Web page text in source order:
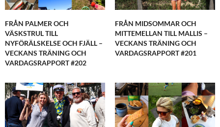
FRÅN PALMER OCH
VÄSKSTRUL TILL
NYFÖRÄLSKELSE OCH FJÄLL –
VECKANS TRÄNING OCH
VARDAGSRAPPORT #202
FRÅN MIDSOMMAR OCH
MITTEMELLAN TILL MALLIS –
VECKANS TRÄNING OCH
VARDAGSRAPPORT #201